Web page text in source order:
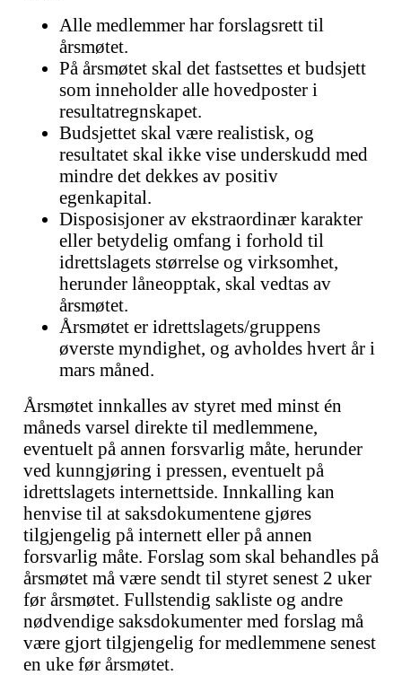
Alle medlemmer har forslagsrett til
årsmøtet.
På årsmøtet skal det fastsettes et budsjett
som inneholder alle hovedposter i
resultatregnskapet.
Budsjettet skal være realistisk, og
resultatet skal ikke vise underskudd med
mindre det dekkes av positiv
egenkapital.
Disposisjoner av ekstraordinær karakter
eller betydelig omfang i forhold til
idrettslagets størrelse og virksomhet,
herunder låneopptak, skal vedtas av
årsmøtet.
Årsmøtet er idrettslagets/gruppens
øverste myndighet, og avholdes hvert år i
mars måned.
Årsmøtet innkalles av styret med minst én
måneds varsel direkte til medlemmene,
eventuelt på annen forsvarlig måte, herunder
ved kunngjøring i pressen, eventuelt på
idrettslagets internettside. Innkalling kan
henvise til at saksdokumentene gjøres
tilgjengelig på internett eller på annen
forsvarlig måte. Forslag som skal behandles på
årsmøtet må være sendt til styret senest 2 uker
før årsmøtet. Fullstendig sakliste og andre
nødvendige saksdokumenter med forslag må
være gjort tilgjengelig for medlemmene senest
en uke før årsmøtet.